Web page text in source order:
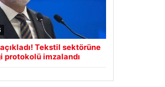
Tekstil sektörüne
imzalandı